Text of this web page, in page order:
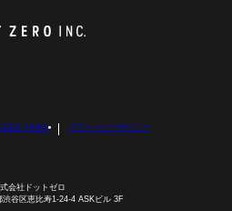
7982 プライバシーポリシー
s
c
会社ドットゼロ
谷区恵比寿1-24-4 ASKビル 3F